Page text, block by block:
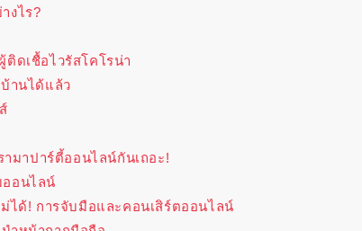
งไร?
ติดเชื้อไวรัสโคโรน่า
านได้แล้ว
ามาปาร์ตี้ออนไลน์กันเถอะ!
ออนไลน์
ได้! การจับมือและคอนเสิร์ตออนไลน์